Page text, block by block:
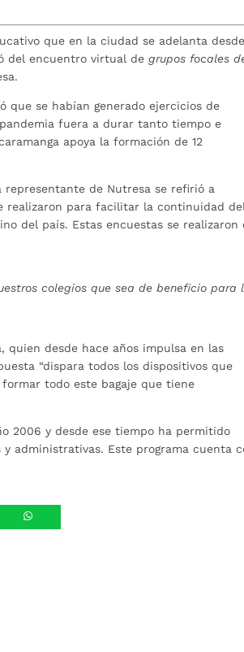
flecha
o
que en la ciudad se adelanta desde
del encuentro virtual degrupos focales
que se habían generado ejercicios de
fuera a durar tanto tiempo e
apoya la formación de 12
de Nutresa se refirió a
realizaron para facilitar la continuidad del
del país. Estas encuestas se realizaron
colegios que sea de beneficio para
quien desde hace años impulsa en las
“dispara todos los dispositivos que
todo este bagaje que tiene
2006 y desde ese tiempo ha permitido
administrativas. Este programa cuenta